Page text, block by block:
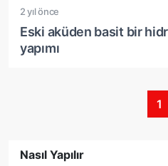
2 yıl önce
Eski aküden basit bir
yapımı
1
Nasıl Yapılır